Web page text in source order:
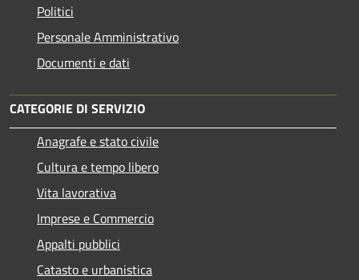
Politici
Personale Amministrativo
Documenti e dati
CATEGORIE DI SERVIZIO
Anagrafe e stato civile
Cultura e tempo libero
Vita lavorativa
Imprese e Commercio
Appalti pubblici
Catasto e urbanistica